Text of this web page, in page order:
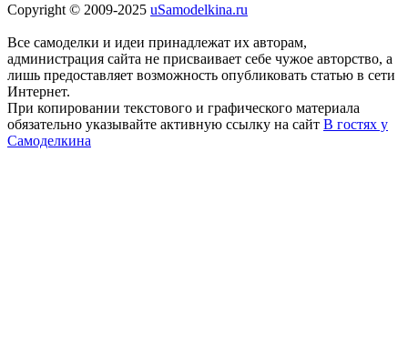
Copyright © 2009-2025 uSamodelkina.ru
Все самоделки и идеи принадлежат их авторам,
администрация сайта не присваивает себе чужое авторство, а
лишь предоставляет возможность опубликовать статью в сети
Интернет.
При копировании текстового и графического материала
обязательно указывайте активную ссылку на сайт В гостях у
Самоделкина